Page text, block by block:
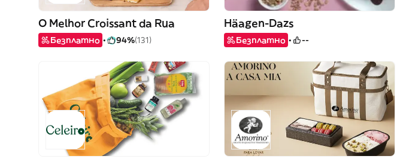
O Melhor Croissant da Rua
Безплатно 94%(131)
Häagen-Dazs
Безплатно --